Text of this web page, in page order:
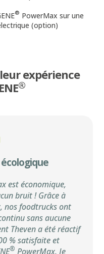
® PowerMax sur une
(option)
expérience
®
est économique,
bruit ! Grâce à
nos foodtrucks ont
sans aucune
Theven a été réactif
% satisfaite et
® PowerMax. Je